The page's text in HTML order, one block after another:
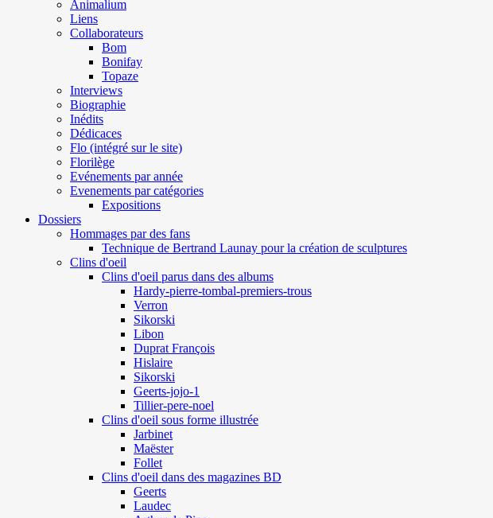
Animalium
Liens
Collaborateurs
Bom
Bonifay
Topaze
Interviews
Biographie
Inédits
Dédicaces
Flo (intégré sur le site)
Florilège
Evénements par année
Evenements par catégories
Expositions
Dossiers
Hommages par des fans
Technique de Bertrand Launay pour la création de sculptures
Clins d'oeil
Clins d'oeil parus dans des albums
Hardy-pierre-tombal-premiers-trous
Verron
Sikorski
Libon
Duprat François
Hislaire
Sikorski
Geerts-jojo-1
Tillier-pere-noel
Clins d'oeil sous forme illustrée
Jarbinet
Maëster
Follet
Clins d'oeil dans des magazines BD
Geerts
Laudec